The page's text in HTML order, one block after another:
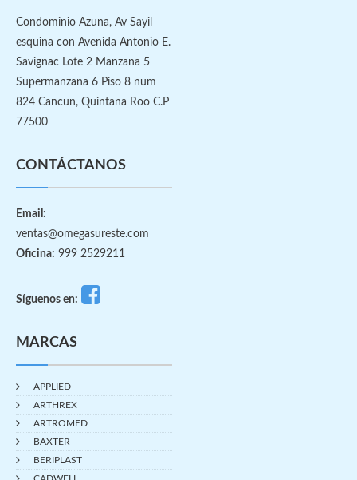
Condominio Azuna, Av Sayil
esquina con Avenida Antonio E.
Savignac Lote 2 Manzana 5
Supermanzana 6 Piso 8 num
824 Cancun, Quintana Roo C.P
77500
CONTÁCTANOS
Email:
ventas@omegasureste.com
Oficina: 999 2529211
Síguenos en:
MARCAS
APPLIED
ARTHREX
ARTROMED
BAXTER
BERIPLAST